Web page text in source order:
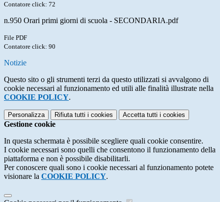
Contatore click: 72
n.950 Orari primi giorni di scuola - SECONDARIA.pdf
File PDF
Contatore click: 90
Notizie
Questo sito o gli strumenti terzi da questo utilizzati si avvalgono di
cookie necessari al funzionamento ed utili alle finalità illustrate nella
COOKIE POLICY.
Personalizza Rifiuta tutti i cookies Accetta tutti i cookies
Gestione cookie
In questa schermata è possibile scegliere quali cookie consentire.
I cookie necessari sono quelli che consentono il funzionamento della
piattaforma e non è possibile disabilitarli.
Per conoscere quali sono i cookie necessari al funzionamento potete
visionare la COOKIE POLICY.